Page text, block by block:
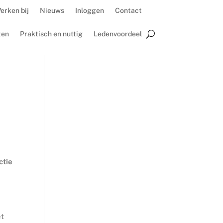
bij Nieuws Inloggen Contact
Praktisch en nuttig Ledenvoordeel